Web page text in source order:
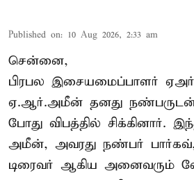
Published on: 10 Aug 2026, 2:33 am
சென்னை,
பிரபல இசையமைப்பாளர்
ஏ.ஆர்.அமீன் தனது நண்பருடன்
போது விபத்தில் சிக்கினார்.
அமீன், அவரது நண்பர் பார்கவ்,
டிரைவர் ஆகிய அனைவரும்